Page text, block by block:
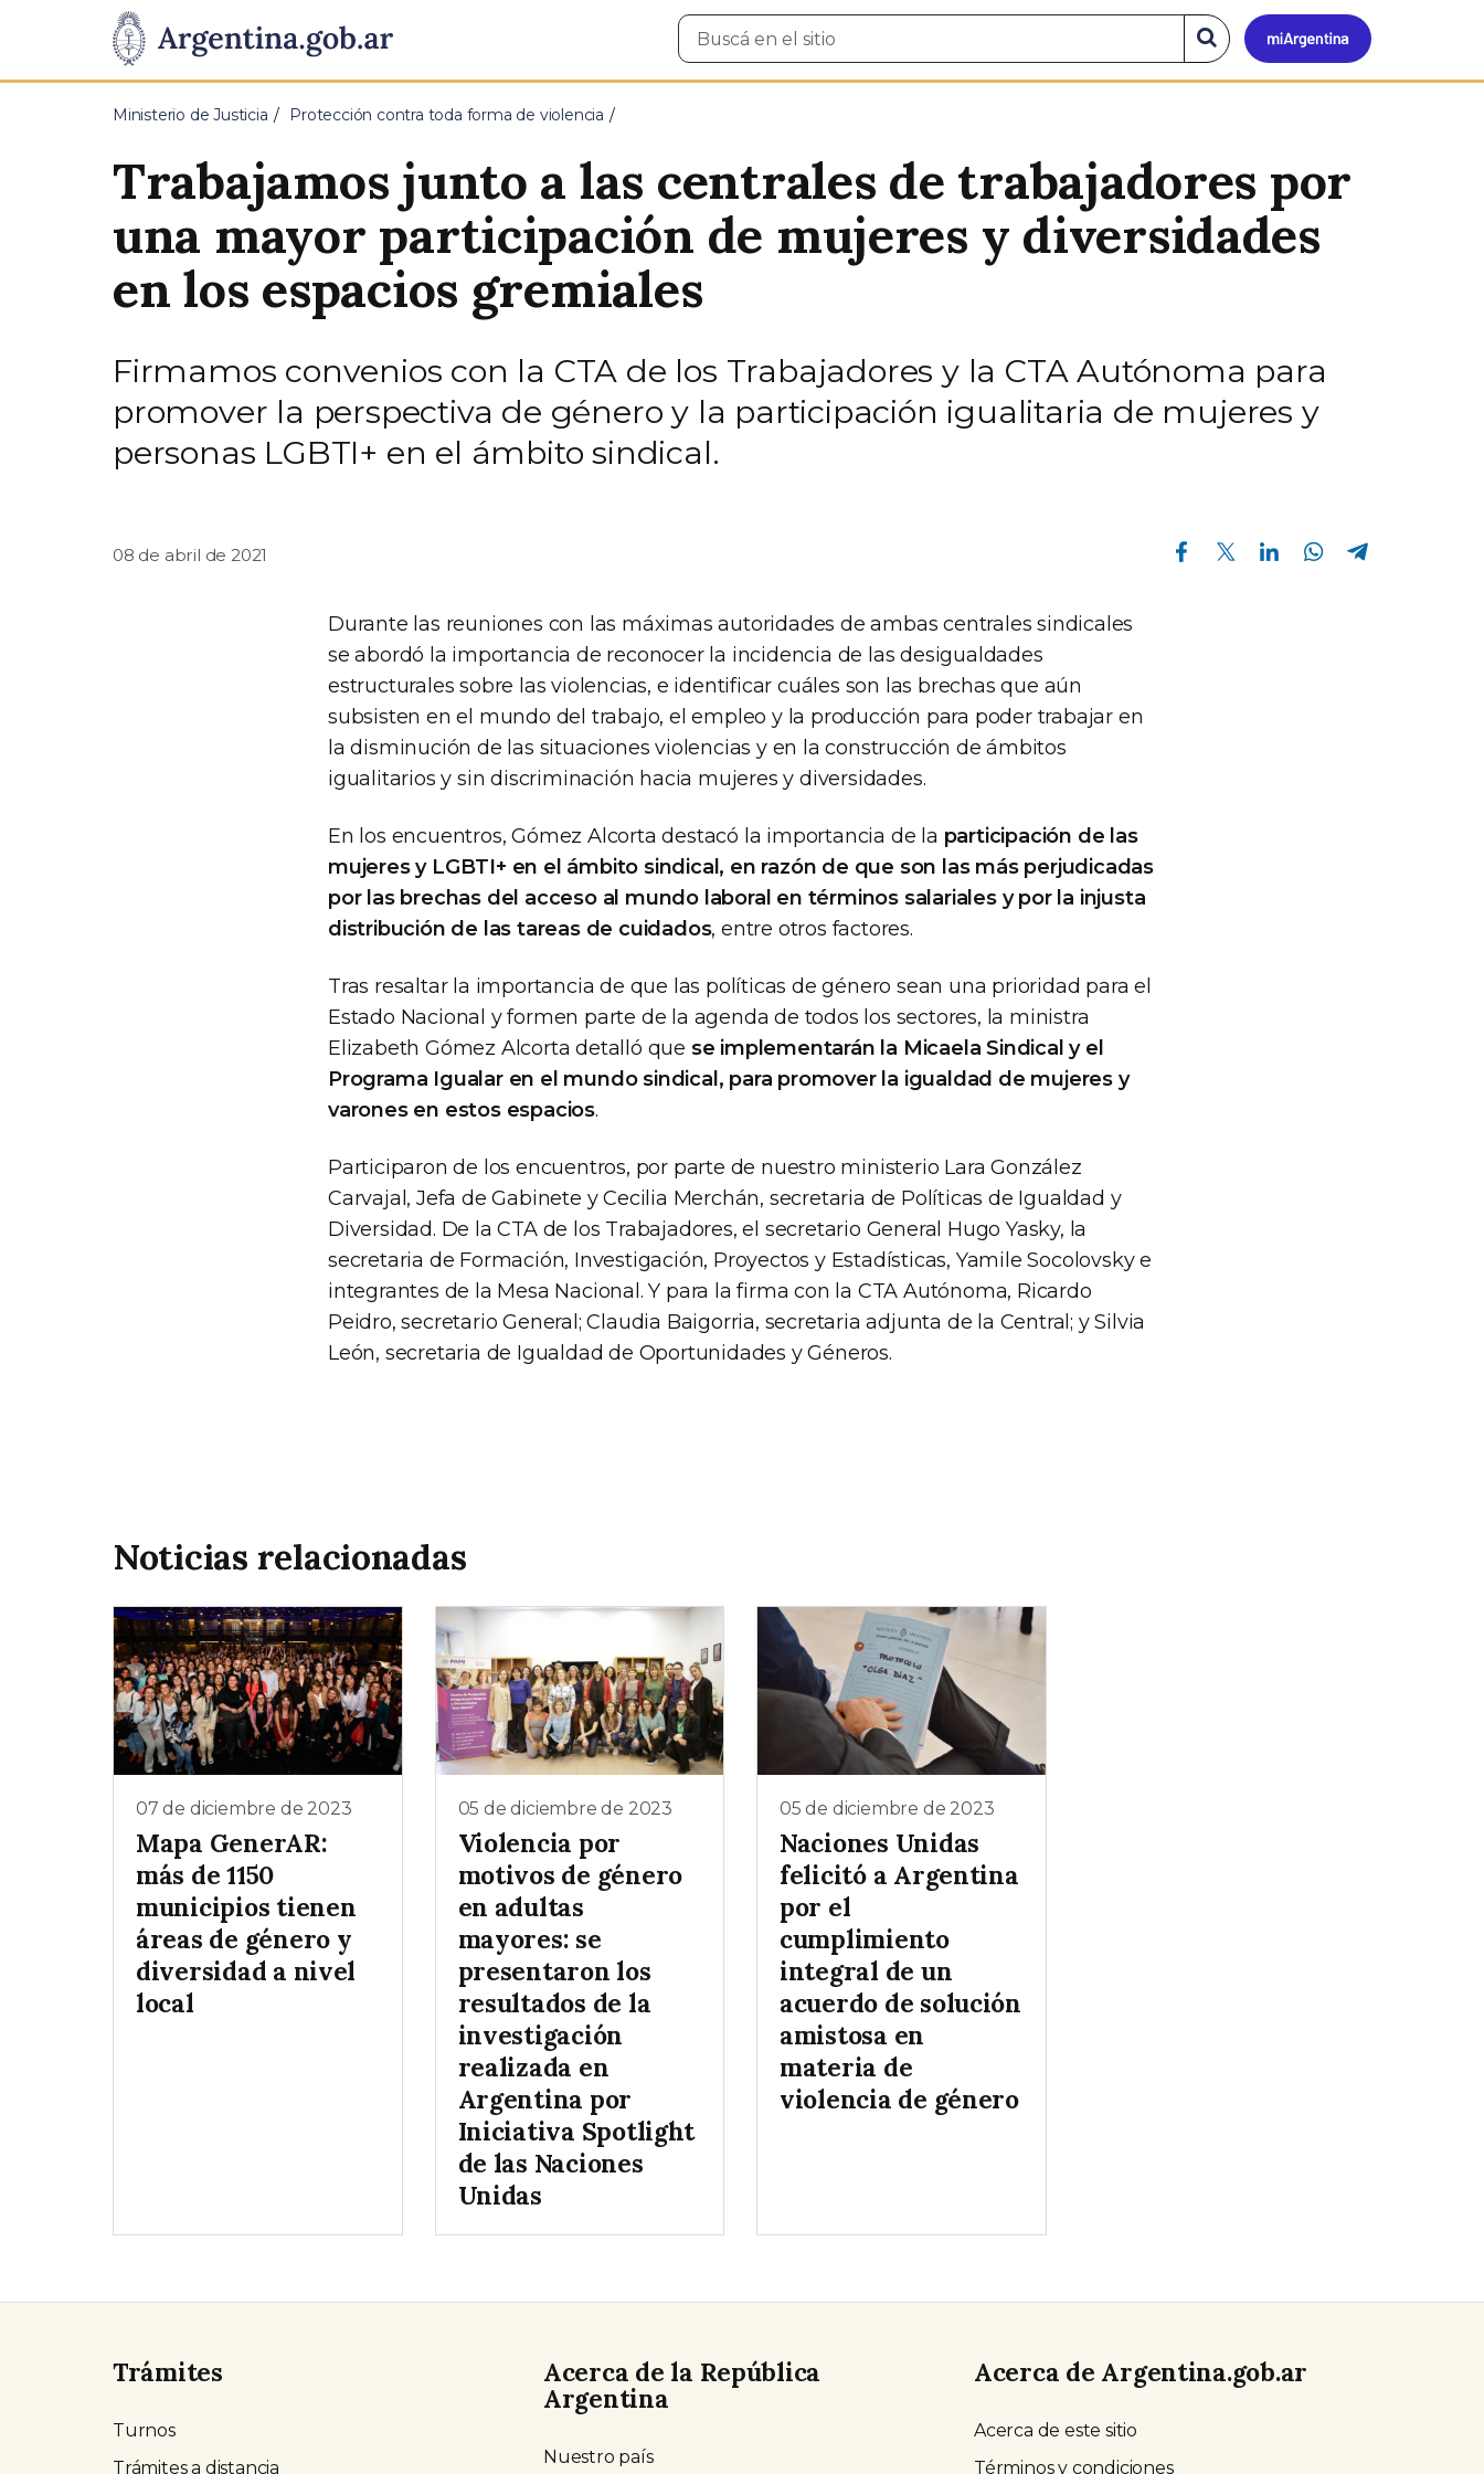
Presidencia
de
Pasar al contenido principal
Mi
Buscar
en
Buscar
en
el
Ministerio de Justicia Protección contra toda forma de violencia
Trabajamos junto a las centrales de trabajadores por
una mayor participación de mujeres y diversidades
en los espacios gremiales
Firmamos convenios con la CTA de los Trabajadores y la CTA Autónoma para
promover la perspectiva de género y la participación igualitaria de mujeres y
personas LGBTI+ en el ámbito sindical.
08 de abril de 2021
Compartir en Facebook Compartir en Twitter Compartir en Linkedin Compartir en Whatsapp
Durante las reuniones con las máximas autoridades de ambas centrales sindicales
se abordó la importancia de reconocer la incidencia de las desigualdades
estructurales sobre las violencias, e identificar cuáles son las brechas que aún
subsisten en el mundo del trabajo, el empleo y la producción para poder trabajar en
la disminución de las situaciones violencias y en la construcción de ámbitos
igualitarios y sin discriminación hacia mujeres y diversidades.
En los encuentros, Gómez Alcorta destacó la importancia de la participación de las
mujeres y LGBTI+ en el ámbito sindical, en razón de que son las más perjudicadas
por las brechas del acceso al mundo laboral en términos salariales y por la injusta
distribución de las tareas de cuidados, entre otros factores.
Tras resaltar la importancia de que las políticas de género sean una prioridad para el
Estado Nacional y formen parte de la agenda de todos los sectores, la ministra
Elizabeth Gómez Alcorta detalló que se implementarán la Micaela Sindical y el
Programa Igualar en el mundo sindical, para promover la igualdad de mujeres y
varones en estos espacios.
Participaron de los encuentros, por parte de nuestro ministerio Lara González
Carvajal, Jefa de Gabinete y Cecilia Merchán, secretaria de Políticas de Igualdad y
Diversidad. De la CTA de los Trabajadores, el secretario General Hugo Yasky, la
secretaria de Formación, Investigación, Proyectos y Estadísticas, Yamile Socolovsky e
integrantes de la Mesa Nacional. Y para la firma con la CTA Autónoma, Ricardo
Peidro, secretario General; Claudia Baigorria, secretaria adjunta de la Central; y Silvia
León, secretaria de Igualdad de Oportunidades y Géneros.
Noticias relacionadas
07 de diciembre de 2023
Mapa GenerAR:
más de 1150
municipios tienen
áreas de género y
diversidad a nivel
local
05 de diciembre de 2023
Violencia por
motivos de género
en adultas
mayores: se
presentaron los
resultados de la
investigación
realizada en
Argentina por
Iniciativa Spotlight
de las Naciones
Unidas
05 de diciembre de 2023
Naciones Unidas
felicitó a Argentina
por el
cumplimiento
integral de un
acuerdo de solución
amistosa en
materia de
violencia de género
Trámites
Turnos
Trámites a distancia
Acerca de la República
Argentina
Nuestro país
Acerca de Argentina.gob.ar
Acerca de este sitio
Términos y condiciones